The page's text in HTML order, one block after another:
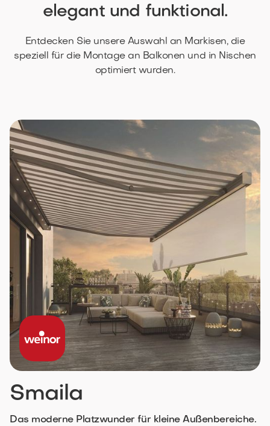
elegant und funktional.
Entdecken Sie unsere Auswahl an Markisen, die
speziell für die Montage an Balkonen und in Nischen
optimiert wurden.
Smaila
Das moderne Platzwunder für kleine Außenbereiche.